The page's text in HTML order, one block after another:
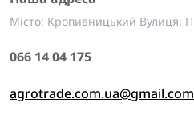
Місто: Кропивницький Вулиця:
066 14 04 175
agrotrade.com.ua@gmail.com